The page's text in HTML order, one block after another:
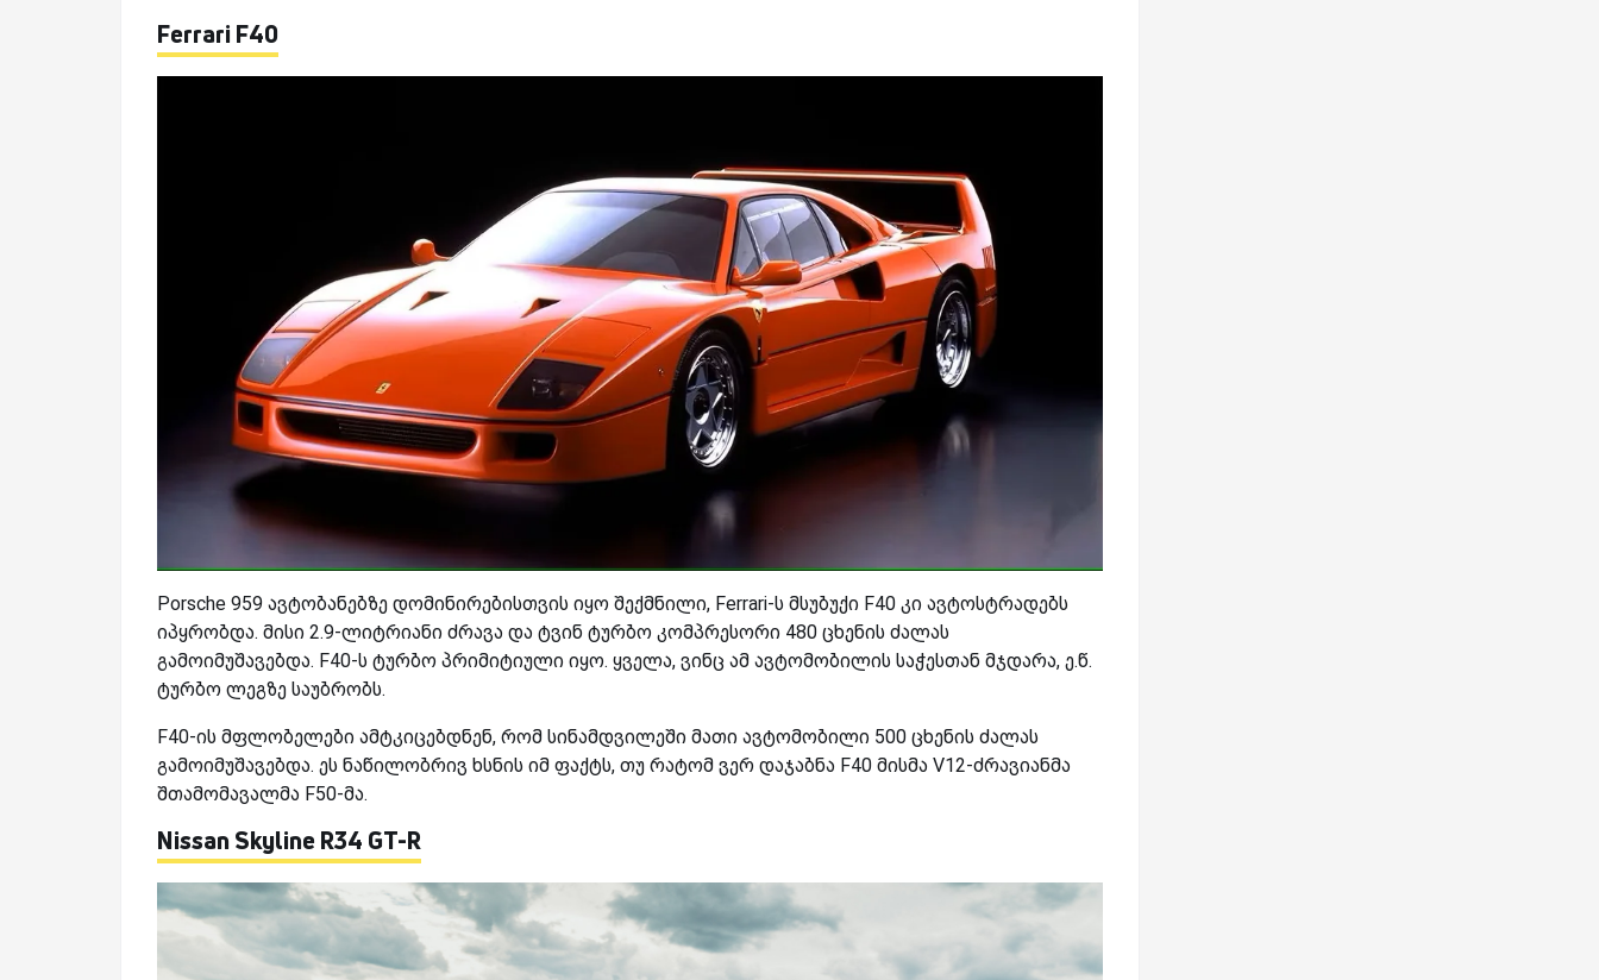
Ferrari F40
Porsche 959 ავტობანებზე დომინირებისთვის იყო შექმნილი, Ferrari-ს მსუბუქი F40 კი ავტოსტრადებს
იპყრობდა. მისი 2.9-ლიტრიანი ძრავა და ტვინ ტურბო კომპრესორი 480 ცხენის ძალას
გამოიმუშავებდა. F40-ს ტურბო პრიმიტიული იყო. ყველა, ვინც ამ ავტომობილის საჭესთან მჯდარა, ე.წ.
ტურბო ლეგზე საუბრობს.
F40-ის მფლობელები ამტკიცებდნენ, რომ სინამდვილეში მათი ავტომობილი 500 ცხენის ძალას
გამოიმუშავებდა. ეს ნაწილობრივ ხსნის იმ ფაქტს, თუ რატომ ვერ დაჯაბნა F40 მისმა V12-ძრავიანმა
შთამომავალმა F50-მა.
Nissan Skyline R34 GT-R